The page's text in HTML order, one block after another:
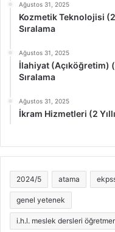
Ağustos 31, 2025
Kozmetik Teknolojisi (2
Sıralama
Ağustos 31, 2025
İlahiyat (Açıköğretim)
Sıralama
Ağustos 31, 2025
İkram Hizmetleri (2
2024/5 atama
genel yetenek
i.h.l. meslek dersleri